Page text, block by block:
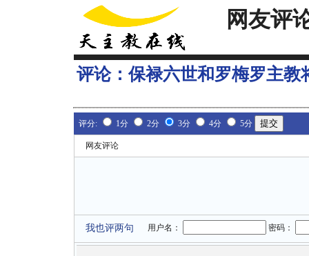
网友评
评论：保禄六世和罗梅罗主教
评分: 1分 2分 3分 4分 5分
网友评论
我也评两句 用户名： 密码：